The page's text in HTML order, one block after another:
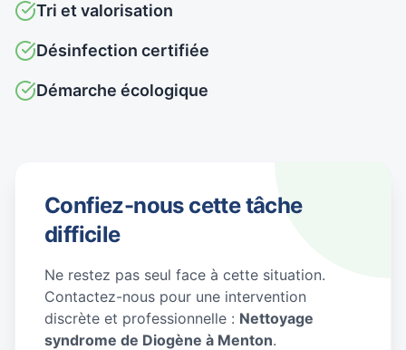
Tri et valorisation
Désinfection certifiée
Démarche écologique
Confiez-nous cette tâche
difficile
Ne restez pas seul face à cette situation.
Contactez-nous pour une intervention
discrète et professionnelle : Nettoyage
syndrome de Diogène à Menton.